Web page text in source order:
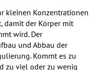
kleinen Konzentrationen
damit der Körper mit
wird. Der
und Abbau der
Kommt es zu
zu viel oder zu wenig